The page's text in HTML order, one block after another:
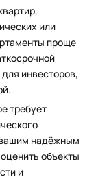
или
проще
инвесторов,
требует
вашим надёжным
объекты
и